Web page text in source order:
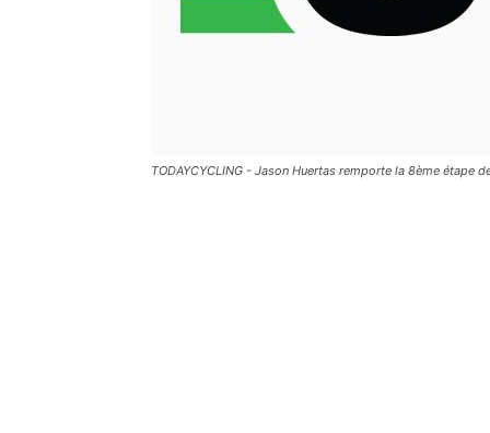
TODAYCYCLING - Jason Huertas remporte la 8ème étape